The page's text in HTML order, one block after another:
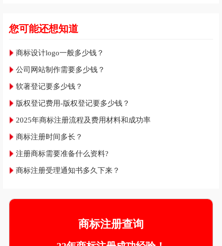
您可能还想知道
商标设计logo一般多少钱？
公司网站制作需要多少钱？
软著登记要多少钱？
版权登记费用-版权登记要多少钱？
2025年商标注册流程及费用材料和成功率
商标注册时间多长？
注册商标需要准备什么资料?
商标注册受理通知书多久下来？
商标注册查询